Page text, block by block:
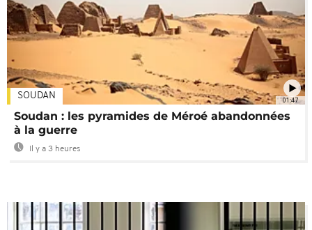
01:47
SOUDAN
Soudan : les pyramides de Méroé abandonnées
à la guerre
Il y a 3 heures